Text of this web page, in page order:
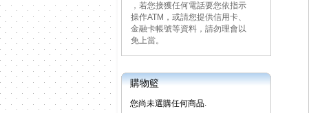
，若您接獲任何電話要您依指示
操作ATM，或請您提供信用卡、
金融卡帳號等資料，請勿理會以
免上當。
購物籃
您尚未選購任何商品.